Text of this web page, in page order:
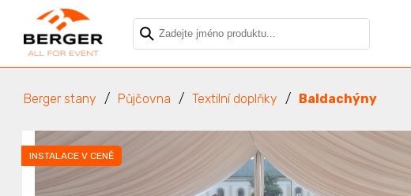
Berger stany Půjčovna Textilní doplňky Baldachýny
INSTALACE V CENĚ